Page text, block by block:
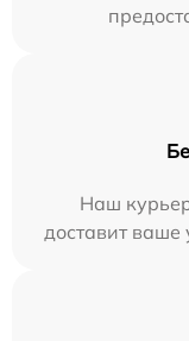
Наш
доставит ваше